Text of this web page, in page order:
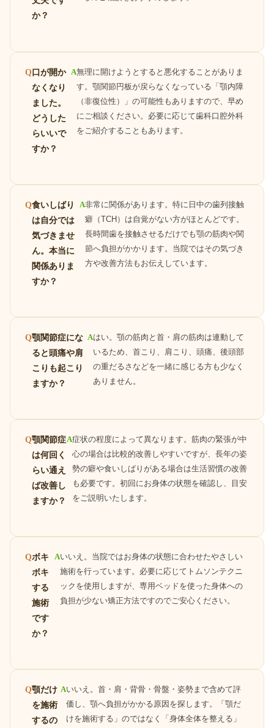
か？
Q口が開か
なくなり
ました。
どうした
らいいで
すか？
A無理に開けようとすると悪化することがありま
す。顎関節円板が戻らなくなっている「顎内障
（非復位性）」の可能性もありますので、早め
にご相談ください。必要に応じて歯科口腔外科
をご紹介することもあります。
Q食いしばり
は自分では
気づきませ
ん。本当に
関係ありま
すか？
A非常に関係があります。特に日中の歯列接触
癖（TCH）は自覚がない方がほとんどです。
長時間歯を接触させるだけでも顎の筋肉や関
節へ負担がかかります。当院ではその気づき
方や改善方法もお伝えしています。
Q顎関節症にな
ると頭痛や肩
こりも起こり
ますか？
Aはい。顎の筋肉と首・肩の筋肉は連動して
いるため、首こり、肩こり、頭痛、後頭部
の重だるさなどを一緒に感じる方も少なく
ありません。
Q顎関節症
は何回く
らい通え
ば改善し
ますか？
A症状の程度によって異なります。筋肉の緊張が中
心の場合は比較的改善しやすいですが、長年の姿
勢の癖や食いしばりがある場合は生活習慣の改善
も必要です。初回にお身体の状態を確認し、目安
をご説明いたします。
Qボキ
ボキ
する
施術
です
か？
Aいいえ。当院ではお身体の状態に合わせたやさしい
施術を行っています。必要に応じてトムソンテクニ
ックを使用しますが、専用ベッドを使った身体への
負担が少ない矯正方法ですのでご安心ください。
Q顎だけ
を施術
するの
Aいいえ。首・肩・背骨・骨盤・姿勢まで含めて評
価し、顎へ負担がかかる原因を探します。「顎だ
けを施術する」のではなく「身体全体を整える」